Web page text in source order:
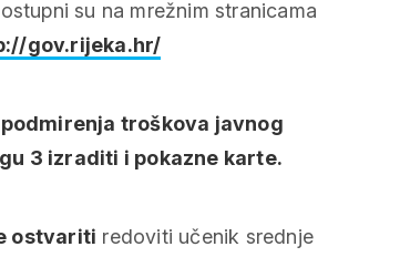
su na mrežnim stranicama
gov.rijeka.hr/
troškova javnog
3 izraditi i pokazne karte.
ostvariti redoviti učenik srednje